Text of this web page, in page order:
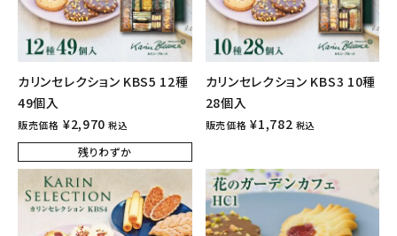
カリンセレクション KBS5 12種
49個入
販売価格 ¥2,970 税込
残りわずか
カリンセレクション KBS3 10種
28個入
販売価格 ¥1,782 税込